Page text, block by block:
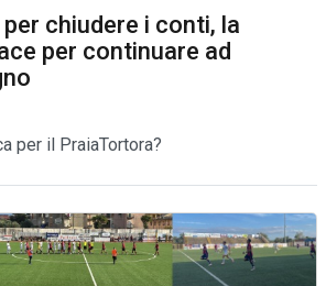
chiudere i conti, la
per continuare ad
per il PraiaTortora?